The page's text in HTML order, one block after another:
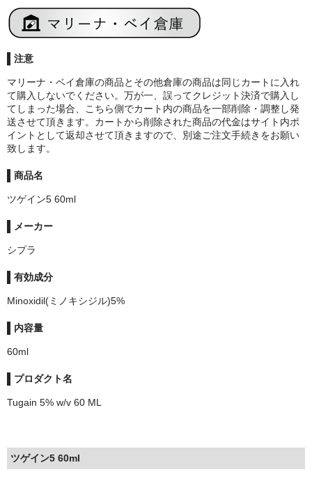
注意
マリーナ・ベイ倉庫の商品とその他倉庫の商品は同じカートに入れ
て購入しないでください。万が一、誤ってクレジット決済で購入し
てしまった場合、こちら側でカート内の商品を一部削除・調整し発
送させて頂きます。カートから削除された商品の代金はサイト内ポ
イントとして返却させて頂きますので、別途ご注文手続きをお願い
致します。
商品名
ツゲイン5 60ml
メーカー
シプラ
有効成分
Minoxidil(ミノキシジル)5%
内容量
60ml
プロダクト名
Tugain 5% w/v 60 ML
ツゲイン5 60ml